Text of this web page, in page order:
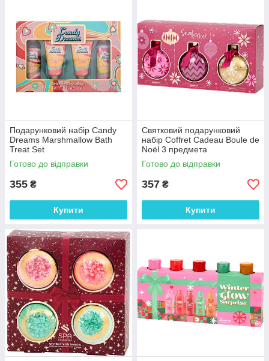
Подарунковий набір Candy
Dreams Marshmallow Bath
Treat Set
Готово до відправки
355 ₴
Купити
Святковий подарунковий
набір Coffret Cadeau Boule de
Noël 3 предмета
Готово до відправки
357 ₴
Купити